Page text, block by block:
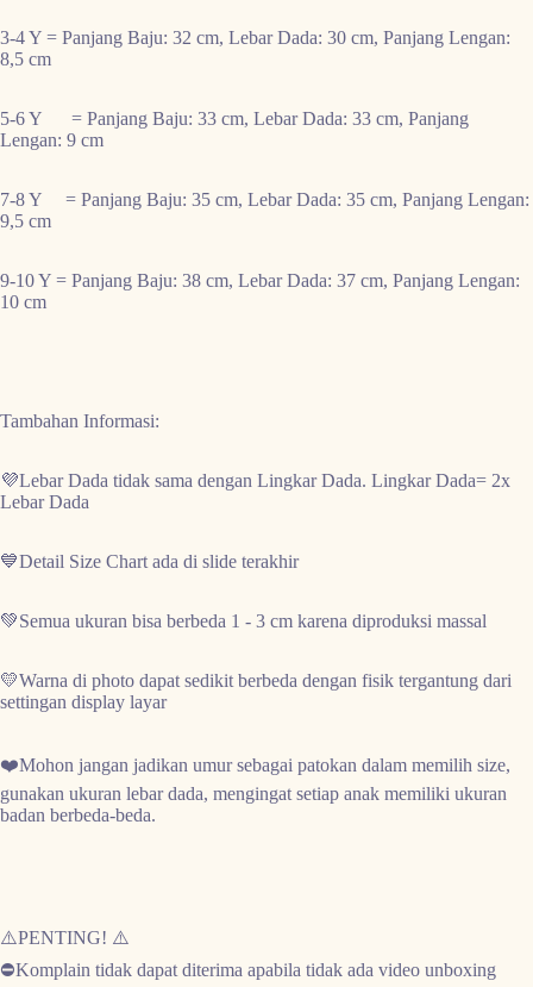
3-4 Y = Panjang Baju: 32 cm, Lebar Dada: 30 cm, Panjang Lengan:
8,5 cm
5-6 Y = Panjang Baju: 33 cm, Lebar Dada: 33 cm, Panjang
Lengan: 9 cm
7-8 Y = Panjang Baju: 35 cm, Lebar Dada: 35 cm, Panjang Lengan:
9,5 cm
9-10 Y = Panjang Baju: 38 cm, Lebar Dada: 37 cm, Panjang Lengan:
10 cm
Tambahan Informasi:
💜Lebar Dada tidak sama dengan Lingkar Dada. Lingkar Dada= 2x
Lebar Dada
💙Detail Size Chart ada di slide terakhir
💚Semua ukuran bisa berbeda 1 - 3 cm karena diproduksi massal
💛Warna di photo dapat sedikit berbeda dengan fisik tergantung dari
settingan display layar
❤️Mohon jangan jadikan umur sebagai patokan dalam memilih size,
gunakan ukuran lebar dada, mengingat setiap anak memiliki ukuran
badan berbeda-beda.
⚠️PENTING! ⚠️
⛔Komplain tidak dapat diterima apabila tidak ada video unboxing